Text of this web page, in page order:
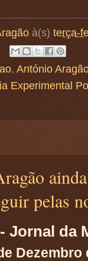
à(s) terça-
, António
Experimental
pelas
Jornal da
Dezembro